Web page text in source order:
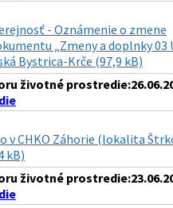
- Oznámenie o zmene
„Zmeny a doplnky 03
Bystrica-Krče (97,9 kB)
životné
v CHKO Záhorie (lokalita
kB)
životné